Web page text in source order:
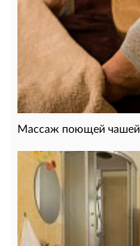
Массаж поющей чашей